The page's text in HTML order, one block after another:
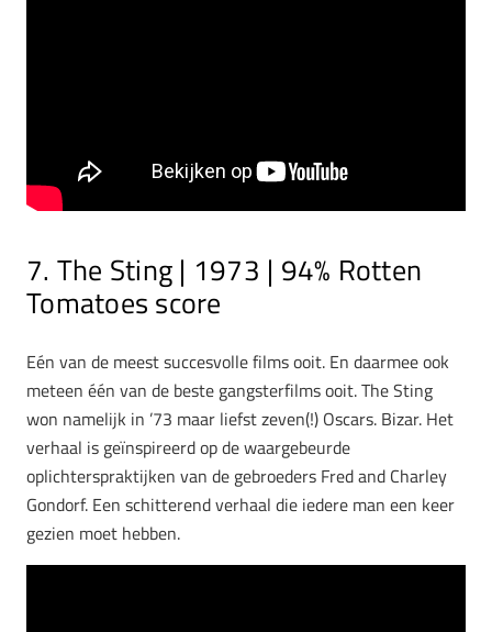
7. The Sting | 1973 | 94% Rotten
Tomatoes score
Eén van de meest succesvolle films ooit. En daarmee ook
meteen één van de beste gangsterfilms ooit. The Sting
won namelijk in ’73 maar liefst zeven(!) Oscars. Bizar. Het
verhaal is geïnspireerd op de waargebeurde
oplichterspraktijken van de gebroeders Fred and Charley
Gondorf. Een schitterend verhaal die iedere man een keer
gezien moet hebben.